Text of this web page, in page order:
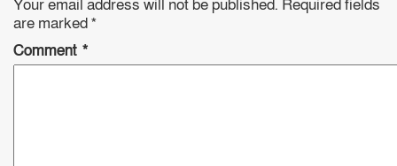
Your email address will not be published. Required fields
are marked*
Comment *